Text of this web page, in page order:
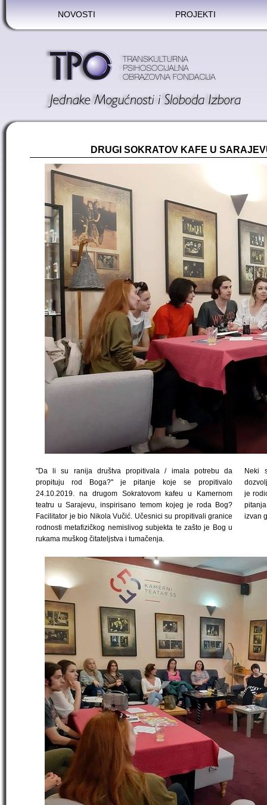
NOVOSTI PROJEKTI
DRUGI SOKRATOV KAFE U
''Da li su ranija društva propitivala / imala potrebu da
propituju rod Boga?'' je pitanje koje se propitivalo
24.10.2019. na drugom Sokratovom kafeu u Kamernom
teatru u Sarajevu, inspirisano temom kojeg je roda Bog?
Facilitator je bio Nikola Vučić. Učesnici su propitivali granice
rodnosti metafizičkog nemislivog subjekta te zašto je Bog u
rukama muškog čitateljstva i tumačenja.
Neki
je
izvan